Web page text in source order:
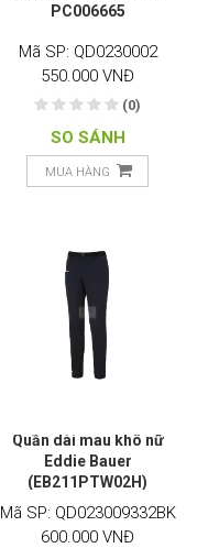
PC006665
Mã SP: QD0230002
550.000 VNĐ
(0)
SO SÁNH
MUA HÀNG
Quần dài mau khô nữ
Eddie Bauer
(EB211PTW02H)
Mã SP: QD023009332BK
600.000 VNĐ